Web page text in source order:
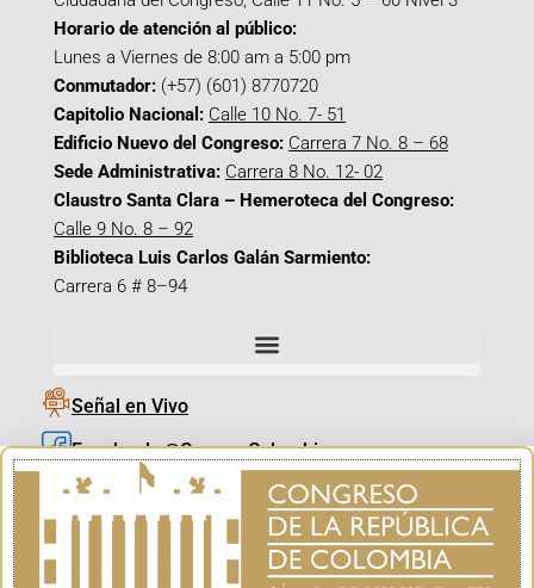
Horario de atención al público:
Lunes a Viernes de 8:00 am a 5:00 pm
Conmutador: (+57) (601) 8770720
Capitolio Nacional: Calle 10 No. 7- 51
Edificio Nuevo del Congreso: Carrera 7 No. 8 – 68
Sede Administrativa: Carrera 8 No. 12- 02
Claustro Santa Clara – Hemeroteca del Congreso:
Calle 9 No. 8 – 92
Biblioteca Luis Carlos Galán Sarmiento:
Carrera 6 # 8–94
Señal en Vivo
Facebook_@CamaraColombia
Instagram_@CamaraColombia
X_@CamaraColombia
Youtube_@CamaraColombia